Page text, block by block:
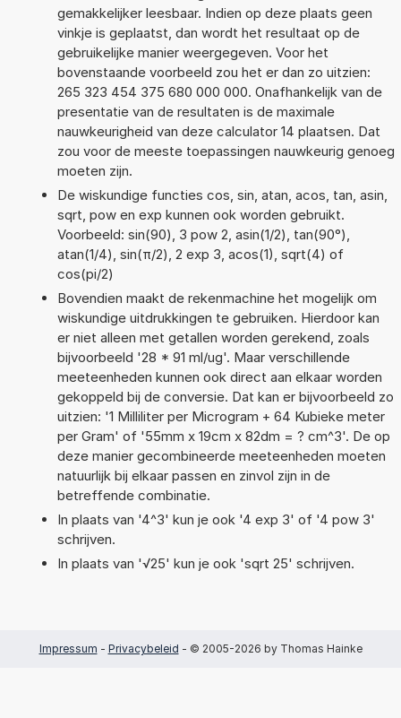
gemakkelijker leesbaar. Indien op deze plaats geen
vinkje is geplaatst, dan wordt het resultaat op de
gebruikelijke manier weergegeven. Voor het
bovenstaande voorbeeld zou het er dan zo uitzien:
265 323 454 375 680 000 000. Onafhankelijk van de
presentatie van de resultaten is de maximale
nauwkeurigheid van deze calculator 14 plaatsen. Dat
zou voor de meeste toepassingen nauwkeurig genoeg
moeten zijn.
De wiskundige functies cos, sin, atan, acos, tan, asin,
sqrt, pow en exp kunnen ook worden gebruikt.
Voorbeeld: sin(90), 3 pow 2, asin(1/2), tan(90°),
atan(1/4), sin(π/2), 2 exp 3, acos(1), sqrt(4) of
cos(pi/2)
Bovendien maakt de rekenmachine het mogelijk om
wiskundige uitdrukkingen te gebruiken. Hierdoor kan
er niet alleen met getallen worden gerekend, zoals
bijvoorbeeld '28 * 91 ml/ug'. Maar verschillende
meeteenheden kunnen ook direct aan elkaar worden
gekoppeld bij de conversie. Dat kan er bijvoorbeeld zo
uitzien: '1 Milliliter per Microgram + 64 Kubieke meter
per Gram' of '55mm x 19cm x 82dm = ? cm^3'. De op
deze manier gecombineerde meeteenheden moeten
natuurlijk bij elkaar passen en zinvol zijn in de
betreffende combinatie.
In plaats van '4^3' kun je ook '4 exp 3' of '4 pow 3'
schrijven.
In plaats van '√25' kun je ook 'sqrt 25' schrijven.
Impressum - Privacybeleid - © 2005-2026 by Thomas Hainke